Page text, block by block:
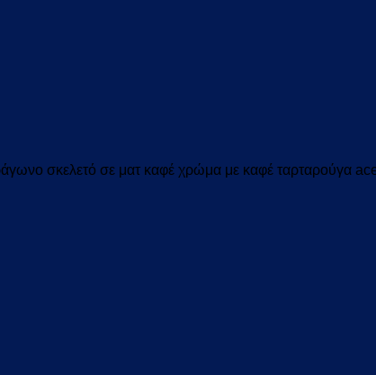
σκελετό σε ματ καφέ χρώμα με καφέ ταρταρούγα